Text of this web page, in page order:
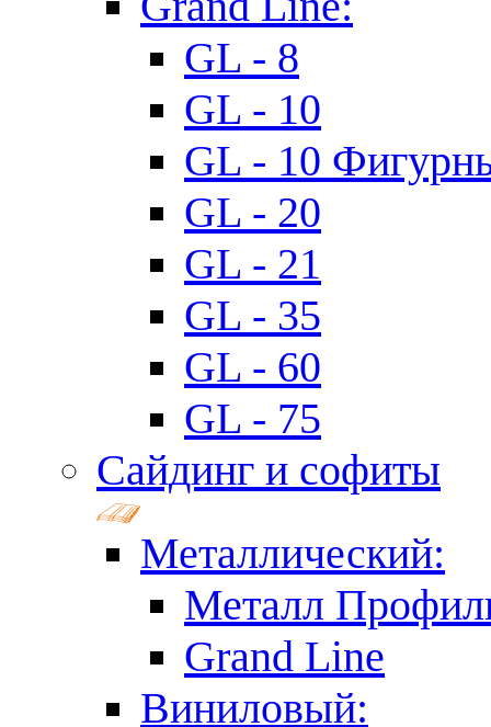
GL - 8
GL - 10
GL - 10
GL - 20
GL - 21
GL - 35
GL - 60
GL - 75
Сайдинг и софиты
Металлический:
Металл
Grand Line
Виниловый: